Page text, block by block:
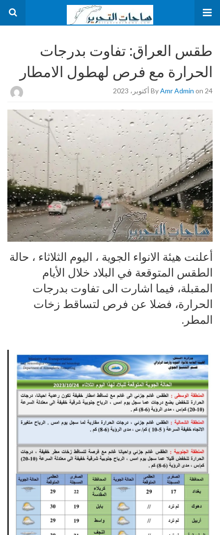
طقس العراق: تفاوت بدرجات
الحرارة مع فرص لهطول الامطار
ByAmr Admin on 24 أكتوبر، 2023
أعلنت هيئة الانواء الجوية ، اليوم الثلاثاء ، حالة
الطقس المتوقعة في البلاد خلال الأيام
المقبلة، فيما اشارت الى تفاوت بدرجات
الحرارة، فضلا عن فرص لتساقط زخات
المطر.